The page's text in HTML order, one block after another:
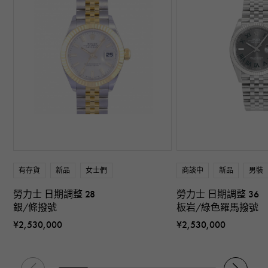
有存貨 新品 女士們
勞力士 日期調整 28
銀/條撥號
¥2,530,000
商談中 新品 男裝
勞力士 日期調整 36
板岩/綠色羅馬撥號
¥2,530,000